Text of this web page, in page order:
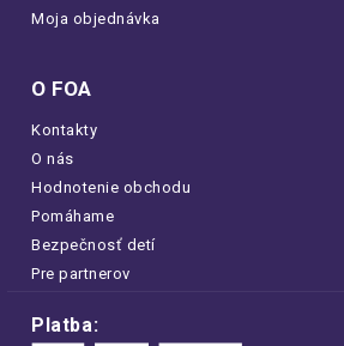
Moja objednávka
O FOA
Kontakty
O nás
Hodnotenie obchodu
Pomáhame
Bezpečnosť detí
Pre partnerov
Platba: